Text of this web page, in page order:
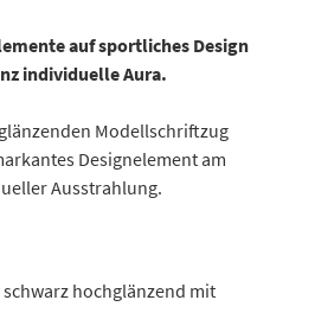
auf sportliches Design
individuelle Aura.
Modellschriftzug
Designelement am
Ausstrahlung.
hochglänzend mit